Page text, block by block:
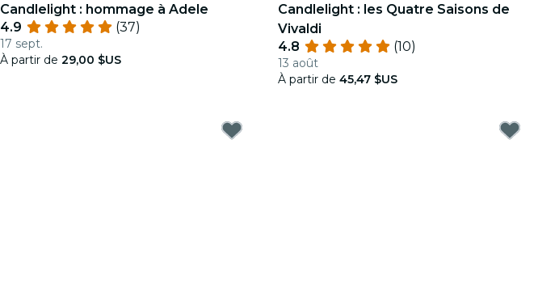
Candlelight : hommage à Adele
4.9
(37)
17 sept.
À partir de 29,00 $US
Candlelight : les Quatre Saisons de
Vivaldi
4.8
(10)
13 août
À partir de 45,47 $US